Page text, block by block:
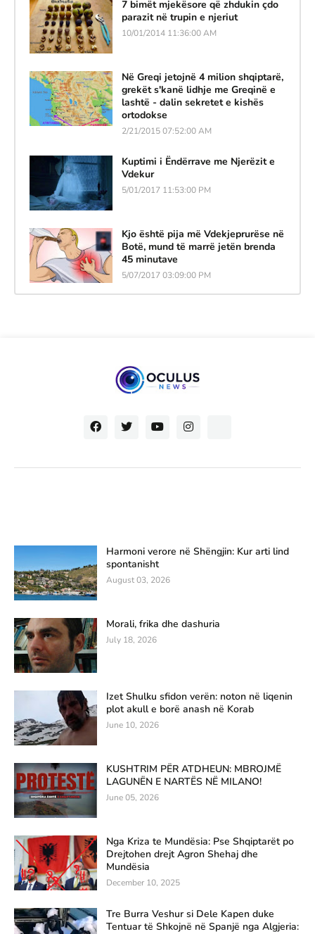
7 bimët mjekësore që zhdukin çdo
parazit në trupin e njeriut
10/01/2014 11:36:00 AM
Në Greqi jetojnë 4 milion shqiptarë,
grekët s'kanë lidhje me Greqinë e
lashtë - dalin sekretet e kishës
ortodokse
2/21/2015 07:52:00 AM
Kuptimi i Ëndërrave me Njerëzit e
Vdekur
5/01/2017 11:53:00 PM
Kjo është pija më Vdekjeprurëse në
Botë, mund të marrë jetën brenda
45 minutave
5/07/2017 03:09:00 PM
Harmoni verore në Shëngjin: Kur arti lind
spontanisht
August 03, 2026
Morali, frika dhe dashuria
July 18, 2026
Izet Shulku sfidon verën: noton në liqenin
plot akull e borë anash në Korab
June 10, 2026
KUSHTRIM PËR ATDHEUN: MBROJMË
LAGUNËN E NARTËS NË MILANO!
June 05, 2026
Nga Kriza te Mundësia: Pse Shqiptarët po
Drejtohen drejt Agron Shehaj dhe
Mundësia
December 10, 2025
Tre Burra Veshur si Dele Kapen duke
Tentuar të Shkojnë në Spanjë nga Algjeria: